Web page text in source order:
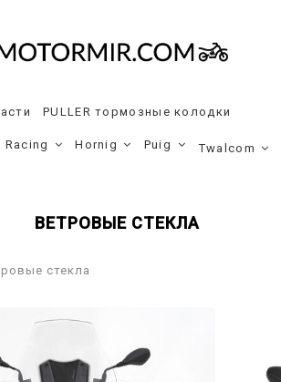
PULLER тормозные колодки
Racing Hornig Puig Twalcom
ВЕТРОВЫЕ СТЕКЛА
стекла